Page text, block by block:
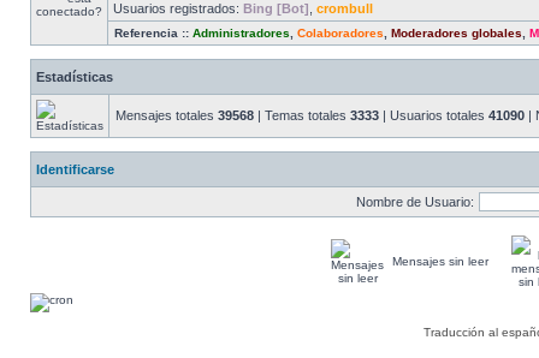
Usuarios registrados: Bing [Bot] crombull
Referencia :: Administradores Colaboradores Moderadores globales
Estadísticas
Mensajes totales 39568 | Temas totales 3333 | Usuarios totales 41090 |
Identificarse
Nombre de Usuario:
Mensajes sin leer
Traducción al